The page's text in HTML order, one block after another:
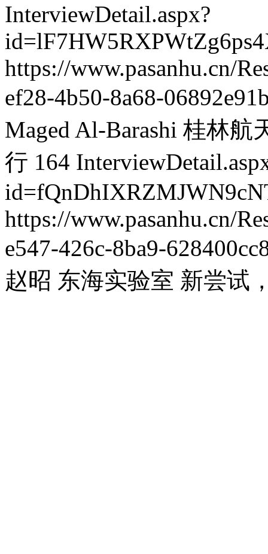
InterviewDetail.aspx?
https://www.pasanhu.cn/
ef28-4b50-8a68-
Maged Al-Barashi 桂林航
行 164
https://www.pasanhu.cn/
e547-426c-8ba9-
赵昭 东海实验室 新尝试